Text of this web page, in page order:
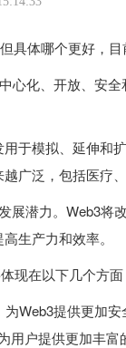
具体哪个更好，
心化、开放、安
于模拟、延伸和
广泛，包括医疗
展潜力。Web3
生产力和效率。
现在以下几个方
Web3提供更加
用户提供更加丰富